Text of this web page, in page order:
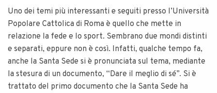
Uno dei temi più interessanti e seguiti presso l’Università
Popolare Cattolica di Roma è quello che mette in
relazione la fede e lo sport. Sembrano due mondi distinti
e separati, eppure non è così. Infatti, qualche tempo fa,
anche la Santa Sede si è pronunciata sul tema, mediante
la stesura di un documento, “Dare il meglio di sé”. Si è
trattato del primo documento che la Santa Sede ha